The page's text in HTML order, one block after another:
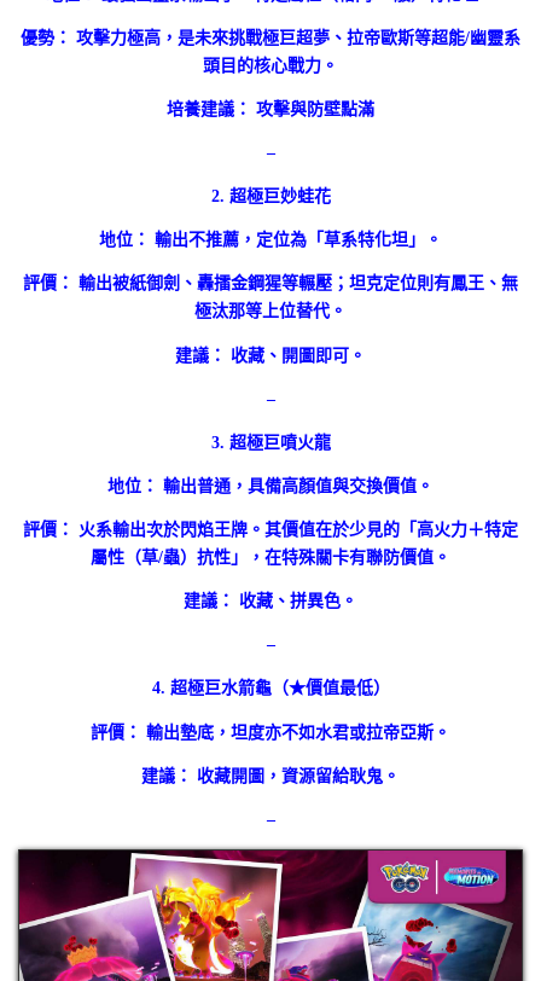
優勢： 攻擊力極高，是未來挑戰極巨超夢、拉帝歐斯等超能/幽靈系
頭目的核心戰力。
培養建議： 攻擊與防壁點滿
–
2. 超極巨妙蛙花
地位： 輸出不推薦，定位為「草系特化坦」。
評價： 輸出被紙御劍、轟擂金鋼猩等輾壓；坦克定位則有鳳王、無
極汰那等上位替代。
建議： 收藏、開圖即可。
–
3. 超極巨噴火龍
地位： 輸出普通，具備高顏值與交換價值。
評價： 火系輸出次於閃焰王牌。其價值在於少見的「高火力＋特定
屬性（草/蟲）抗性」，在特殊關卡有聯防價值。
建議： 收藏、拼異色。
–
4. 超極巨水箭龜（★價值最低）
評價： 輸出墊底，坦度亦不如水君或拉帝亞斯。
建議： 收藏開圖，資源留給耿鬼。
–